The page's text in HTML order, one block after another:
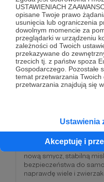
USTAWIENIACH
opisane Twoje prawo
usunięcia lub ograniczenia
dowolnym momencie za
przeglądarki w urządzeniu
zależności od Twoich
przekazywane do
trzecich tj. z państw spoza
Gospodarczego. Pozostałe
temat przetwarzania
przetwarzania znajdują się
Ustawienia
Akceptuję i
50 zł
Wow!
50 zł to naprawdę duże
zrobić?
Albo kupić żwirek do
Albo porządną zabawkę
nową smycz, stabilną
bezpieczeństwa do
naprawdę wiele i